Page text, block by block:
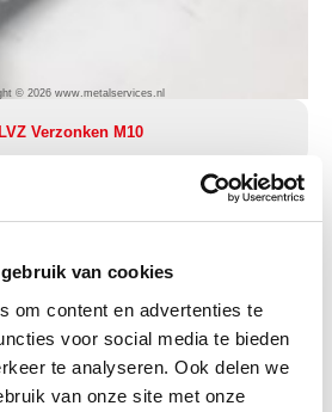
van cookies
om content en advertenties te
voor social media te bieden
te analyseren. Ook delen we
van onze site met onze
© 2026 www.metalservices.nl
Verzonken M10